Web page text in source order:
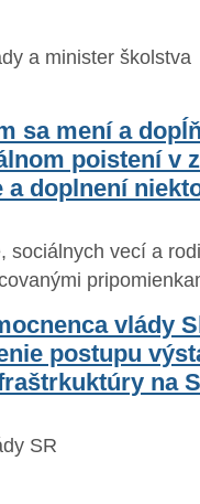
a minister školstva
sa mení a
poistení v
a doplnení
sociálnych vecí a
vlády
postupu
na
SR